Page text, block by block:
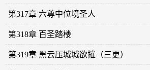
第317章 六尊中位境圣人
第318章 百圣踏楼
第319章 黑云压城城欲摧（三更）